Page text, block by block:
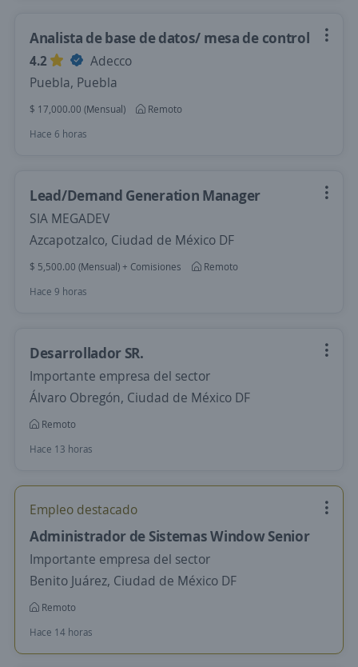
Analista de base de datos/ mesa de control
4.2
Adecco
Puebla, Puebla
$ 17,000.00 (Mensual)
Remoto
Hace 6 horas
Lead/Demand Generation Manager
SIA MEGADEV
Azcapotzalco, Ciudad de México DF
$ 5,500.00 (Mensual) + Comisiones
Remoto
Hace 9 horas
Desarrollador SR.
Importante empresa del sector
Álvaro Obregón, Ciudad de México DF
Remoto
Hace 13 horas
Empleo destacado
Administrador de Sistemas Window Senior
Importante empresa del sector
Benito Juárez, Ciudad de México DF
Remoto
Hace 14 horas